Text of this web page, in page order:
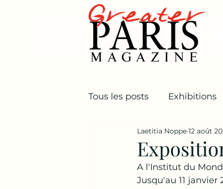
LE
Tous les posts Exhibitions
Castles Autres
Laetitia Noppe 12 août
A l'Institut du
Jusqu'au 11 janvier